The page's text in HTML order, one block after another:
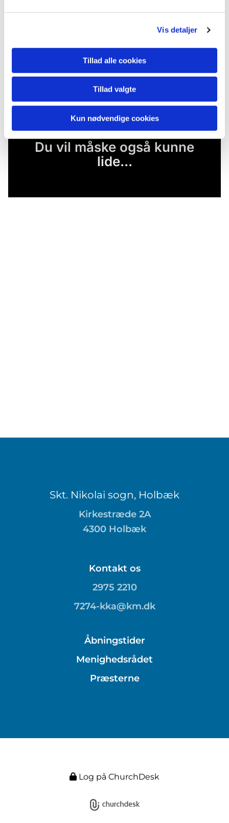
Vis detaljer
Tillad alle cookies
Tillad valgte
Kun nødvendige cookies
Du vil måske også kunne
lide...
Skt. Nikolai sogn, Holbæk
Kirkestræde 2A
4300 Holbæk
Kontakt os
2975 2210
7274-kka@km.dk
Åbningstider
Menighedsrådet
Præsterne
Log på ChurchDesk